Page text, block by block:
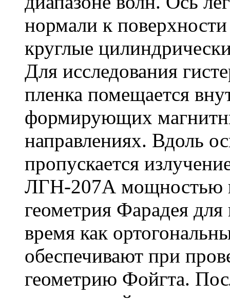
нормали к
круглые
Для исследования
пленка помещается
формирующих
направлениях. Вдоль
пропускается
ЛГН-207А мощностью
геометрия Фарадея
время как
обеспечивают при
геометрию Фойгта.